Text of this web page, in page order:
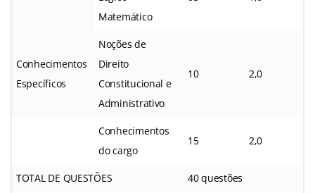
Matemático
Conhecimentos
Específicos
Noções de
Direito
Constitucional e
Administrativo
10 2,0
Conhecimentos
do cargo
15 2,0
TOTAL DE QUESTÕES 40 questões